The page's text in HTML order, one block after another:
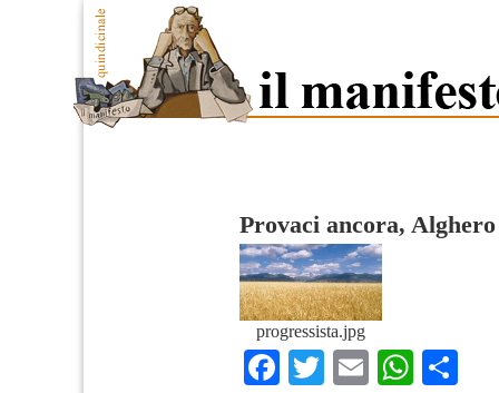
Provaci ancora, Alghero
progressista.jpg
Facebook
TwitterEmail